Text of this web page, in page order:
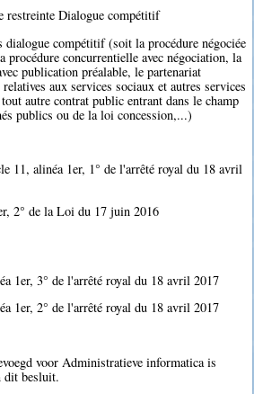
restreinte Dialogue compétitif
dialogue compétitif (soit la procédure négociée
procédure concurrentielle avec négociation, la
publication préalable, le partenariat
aux services sociaux et autres services
autre contrat public entrant dans le champ
publics ou de la loi concession,...)
11, alinéa 1er, 1° de l'arrêté royal du 18 avril
2° de la Loi du 17 juin 2016
1er, 3° de l'arrêté royal du 18 avril 2017
1er, 2° de l'arrêté royal du 18 avril 2017
voor Administratieve informatica is
dit besluit.